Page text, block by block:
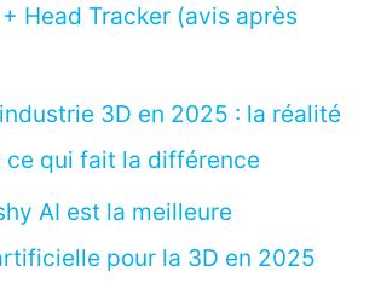
Head Tracker (avis après
3D en 2025 : la réalité
ce qui fait la différence
AI est la meilleure
pour la 3D en 2025